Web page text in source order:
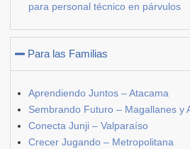
para personal técnico en párvulos
Para las Familias
Aprendiendo Juntos – Atacama
Sembrando Futuro – Magallanes y
Conecta Junji – Valparaíso
Crecer Jugando – Metropolitana